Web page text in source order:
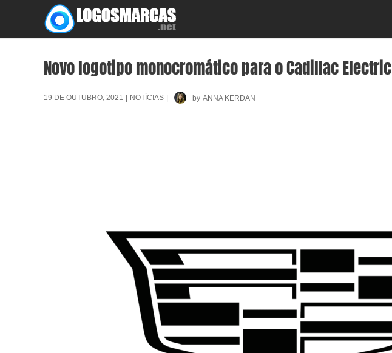
content
Novo logotipo monocromático para o Cadillac Electric
19 DE OUTUBRO, 2021 | NOTÍCIAS | by ANNA KERDAN